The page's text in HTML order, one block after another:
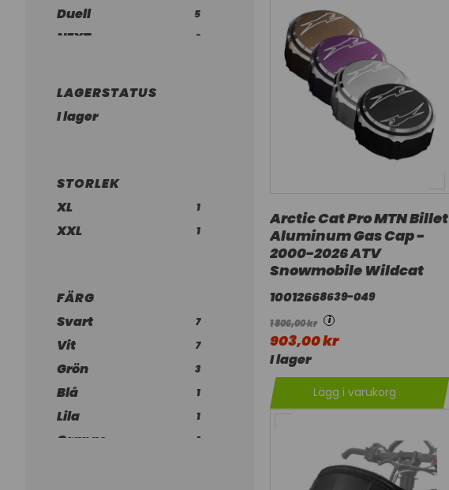
Duell 5
NEXT 2
MC Xpress
Plasthuset
LAGERSTATUS
I lager
STORLEK
XL
1
XXL 1
FÄRG
Svart
7
Vit 7
Grön 3
Blå 1
Lila 1
Orange 1
Arctic Cat Pro MTN Billet
Aluminum Gas Cap -
2000-2026 ATV
Snowmobile Wildcat
10012668639-049
1 806,00 kr i
903,00 kr
I lager
Lägg i varukorg